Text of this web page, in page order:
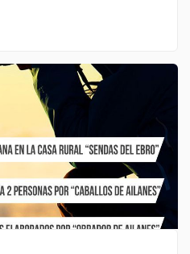
11/una-plataforma-por-la-